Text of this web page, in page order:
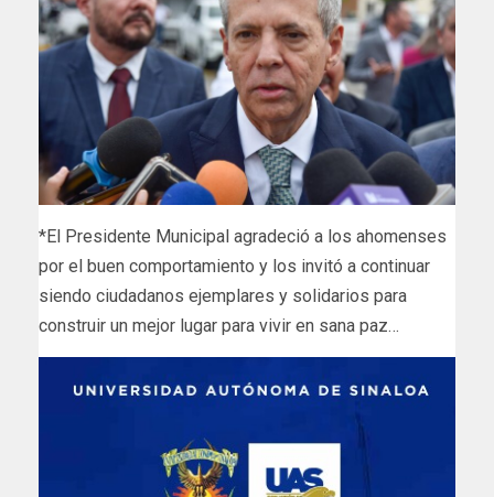
*El Presidente Municipal agradeció a los ahomenses
por el buen comportamiento y los invitó a continuar
siendo ciudadanos ejemplares y solidarios para
construir un mejor lugar para vivir en sana paz…